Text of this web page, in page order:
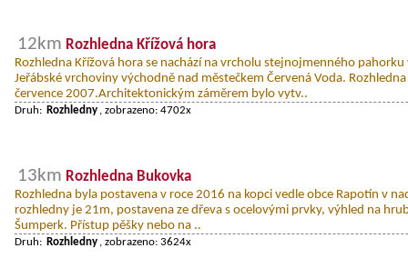
12km Rozhledna Křížová hora
Rozhledna Křížová hora se nachází na vrcholu stejnojmenného
Jeřábské vrchoviny východně nad městečkem Červená Voda.
července 2007.Architektonickým záměrem bylo vytv..
Druh: Rozhledny , zobrazeno: 4702x
13km Rozhledna Bukovka
Rozhledna byla postavena v roce 2016 na kopci vedle obce Rapotín v
rozhledny je 21m, postavena ze dřeva s ocelovými prvky, výhled na
Šumperk. Přístup pěšky nebo na ..
Druh: Rozhledny , zobrazeno: 3624x